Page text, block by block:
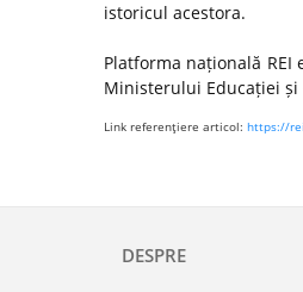
istoricul acestora.
Platforma națională
Ministerului Educației și
Link referenţiere articol: https://
DESPRE